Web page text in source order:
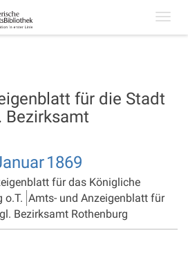
für die Stadt
Bezirksamt
1869
für das Königliche
o.T. Amts- und Anzeigenblatt für
Bezirksamt Rothenburg